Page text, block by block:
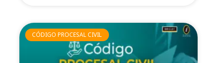
CÓDIGO PROCESAL CIVIL